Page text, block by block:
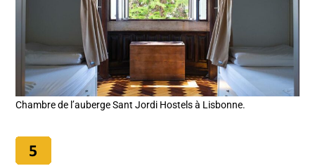
Chambre de l’auberge Sant Jordi Hostels à Lisbonne.